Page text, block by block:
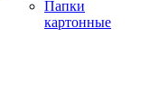
Папки
картонные